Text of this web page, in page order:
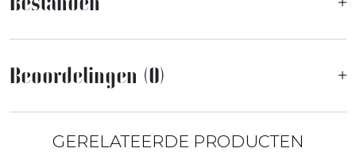
Beoordelingen (0)
GERELATEERDE PRODUCTEN